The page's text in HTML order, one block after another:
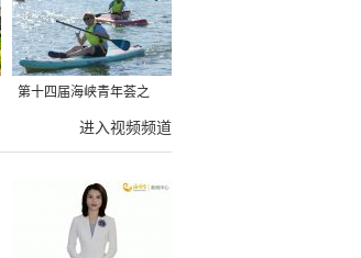
第十四届海峡青年荟之
2026榕台青年大学生水上
进入视频频道